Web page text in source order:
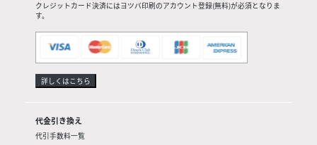
クレジットカード決済にはヨツバ印刷のアカウント登録(無料)が必須となりま
す。
詳しくはこちら
代金引き換え
代引手数料一覧